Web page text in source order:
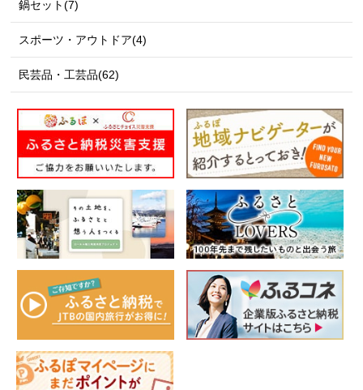
鍋セット(7)
スポーツ・アウトドア(4)
民芸品・工芸品(62)